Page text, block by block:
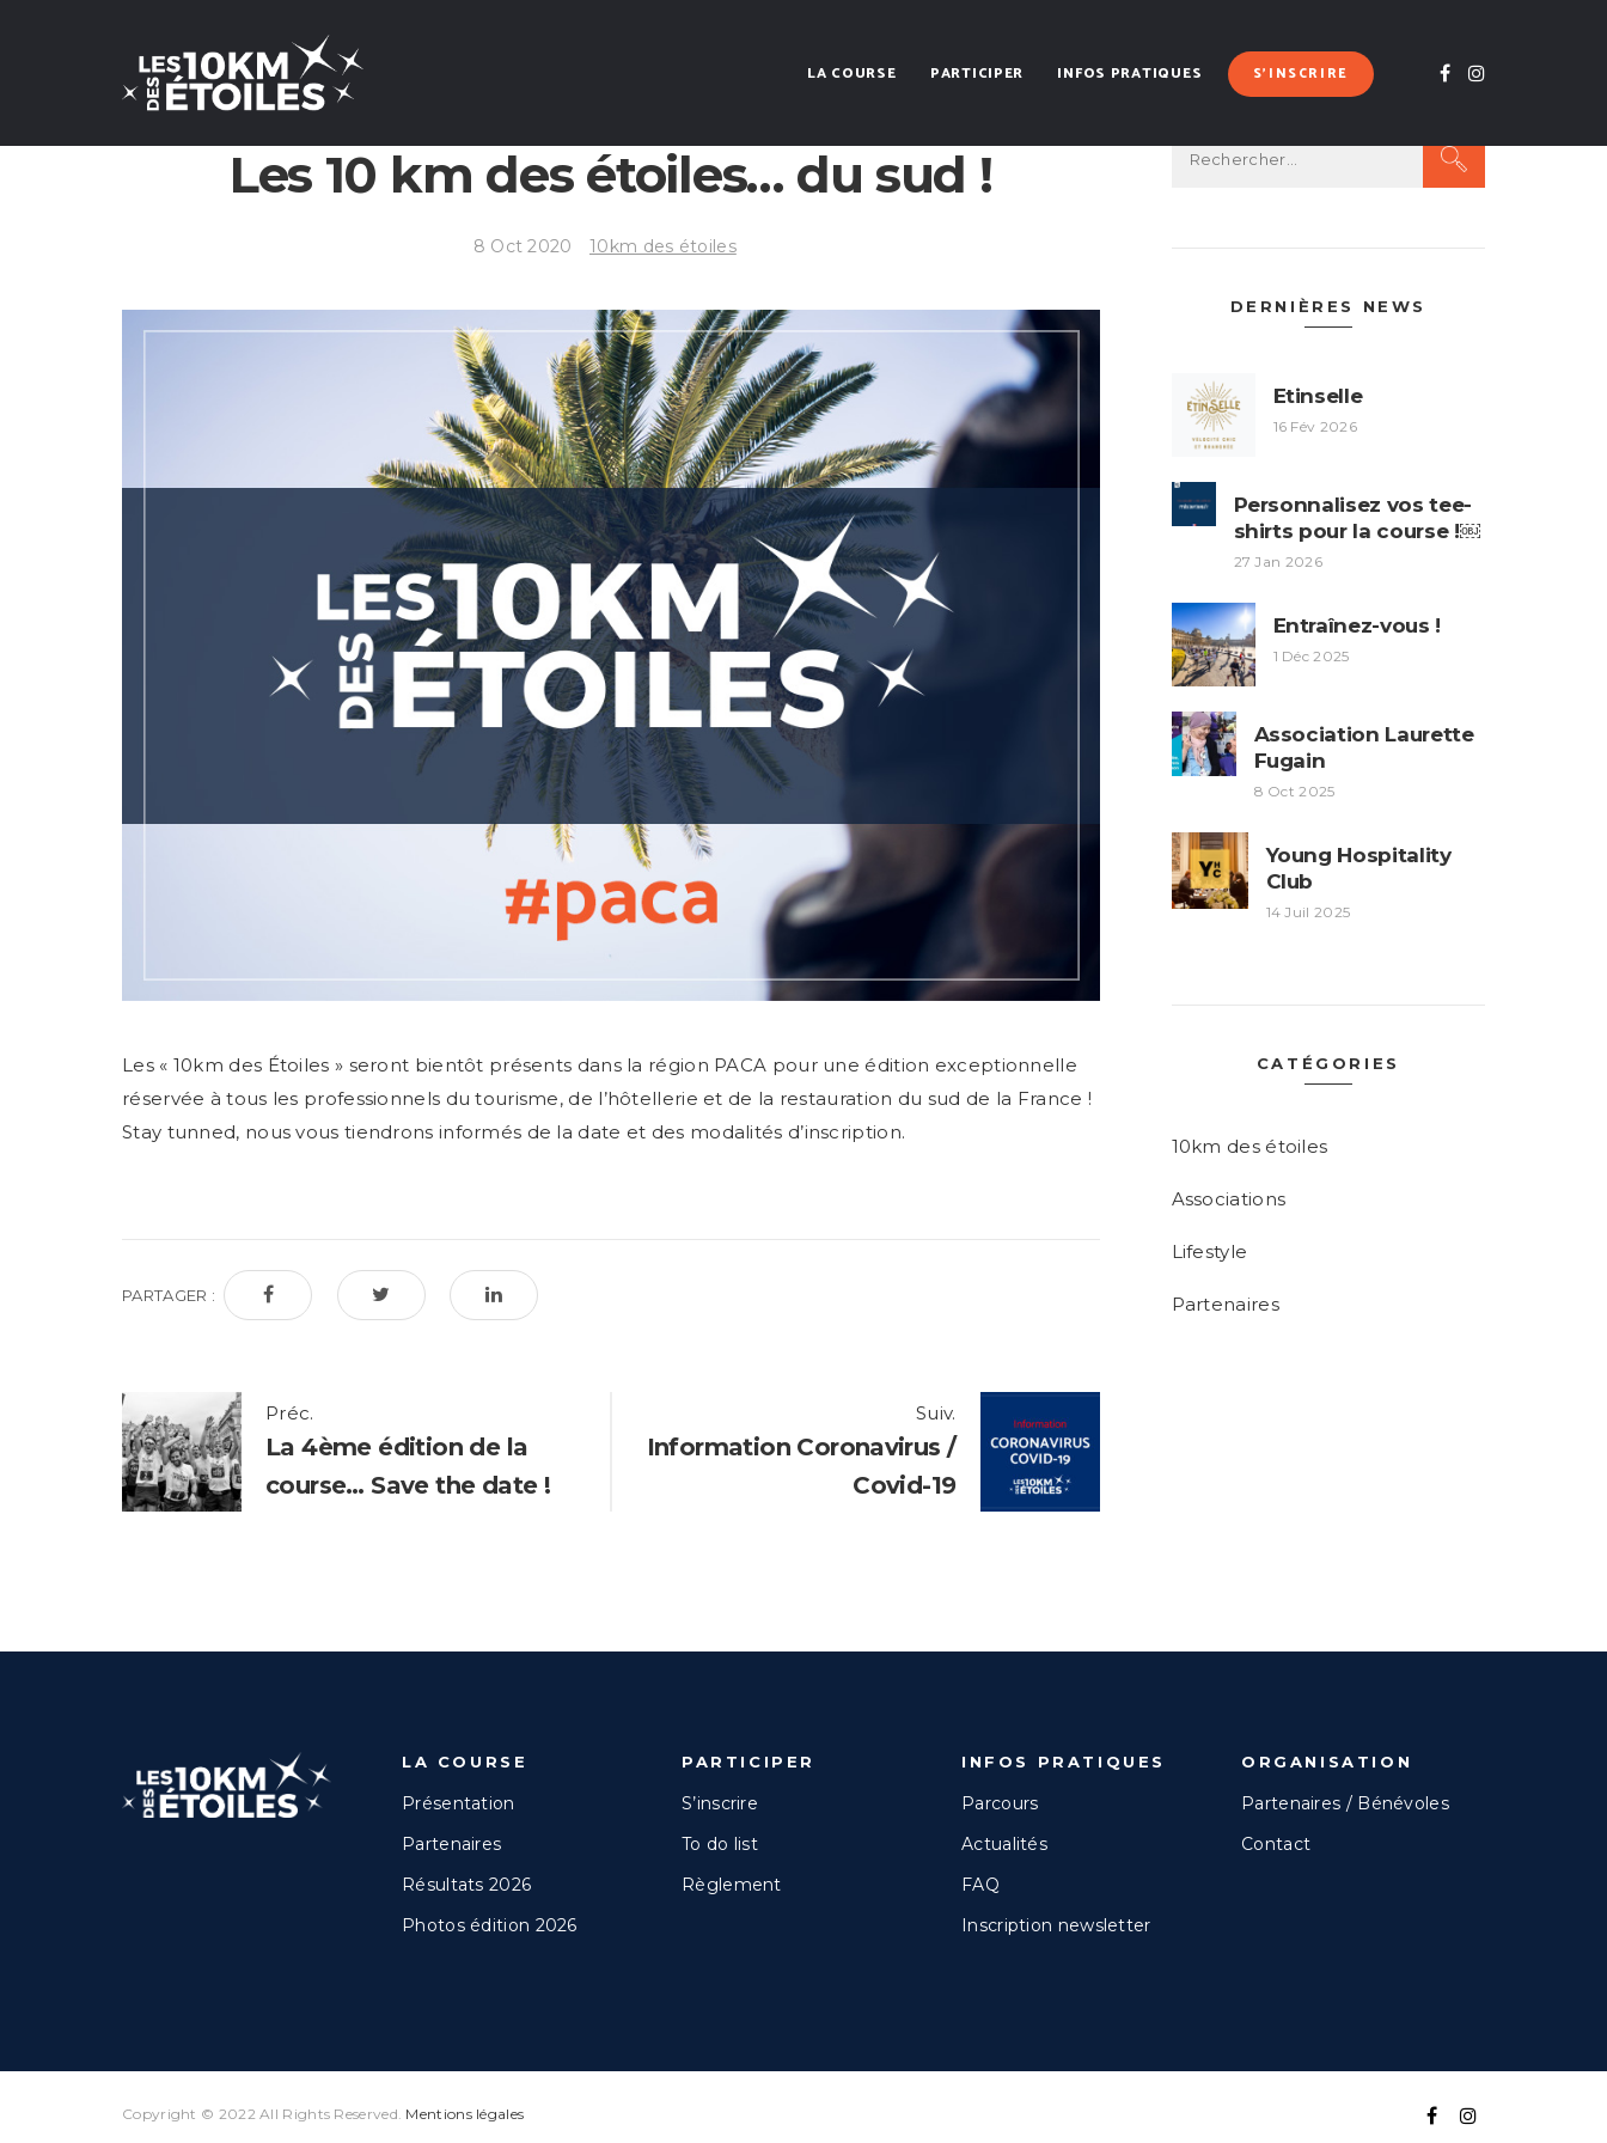
LA COURSE PARTICIPER INFOS PRATIQUES S’INSCRIRE
Les 10 km des étoiles… du sud !
8 Oct 2020 10km des étoiles
Les « 10km des Étoiles » seront bientôt présents dans la région PACA pour une édition exceptionnelle
réservée à tous les professionnels du tourisme, de l’hôtellerie et de la restauration du sud de la France !
Stay tunned, nous vous tiendrons informés de la date et des modalités d’inscription.
PARTAGER :
Post
navigation
Préc.
La 4ème édition de la
course… Save the date !
Suiv.
Information Coronavirus /
Covid-19
Rechercher :
DERNIÈRES NEWS
Etinselle
16 Fév 2026
Personnalisez vos tee-
shirts pour la course !￼
27 Jan 2026
Entraînez-vous !
1 Déc 2025
Association Laurette
Fugain
8 Oct 2025
Young Hospitality
Club
14 Juil 2025
CATÉGORIES
10km des étoiles
Associations
Lifestyle
Partenaires
LA COURSE
Présentation
Partenaires
Résultats 2026
Photos édition 2026
PARTICIPER
S’inscrire
To do list
Règlement
INFOS PRATIQUES
Parcours
Actualités
FAQ
Inscription newsletter
ORGANISATION
Partenaires / Bénévoles
Contact
Copyright © 2022 All Rights Reserved. Mentions légales